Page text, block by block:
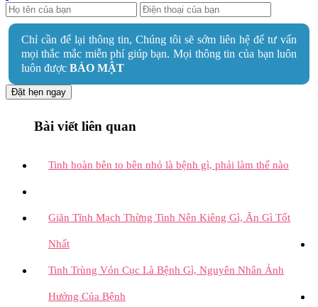
Chỉ cần để lại thông tin, Chúng tôi sẽ sớm liên hệ để tư vấn
mọi thắc mắc miễn phí giúp bạn. Mọi thông tin của bạn luôn
luôn được BẢO MẬT
Đặt hẹn ngay
Bài viết liên quan
Tinh hoàn bên to bên nhỏ là bệnh gì, phải làm thế nào
Giãn Tĩnh Mạch Thừng Tinh Nên Kiêng Gì, Ăn Gì Tốt
Nhất
Tinh Trùng Vón Cục Là Bệnh Gì, Nguyên Nhân Ảnh
Hưởng Của Bệnh